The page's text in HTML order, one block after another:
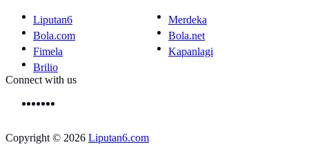
Liputan6
Merdeka
Bola.com
Bola.net
Fimela
Kapanlagi
Brilio
Connect with us
Copyright © 2026 Liputan6.com